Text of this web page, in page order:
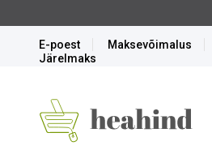
E-poest Maksevõimalus
Järelmaks